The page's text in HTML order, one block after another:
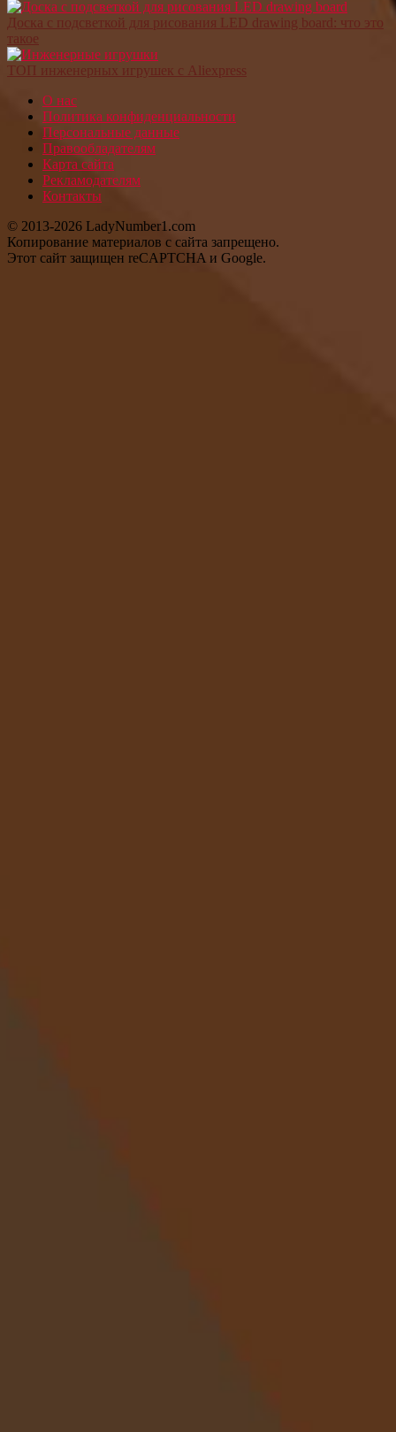
Доска с подсветкой для рисования LED drawing board: что это
такое
ТОП инженерных игрушек с Aliexpress
О нас
Политика конфиденциальности
Персональные данные
Правообладателям
Карта сайта
Рекламодателям
Контакты
© 2013-2026 LadyNumber1.com
Копирование материалов c сайта запрещено.
Этот сайт защищен reCAPTCHA и Google.